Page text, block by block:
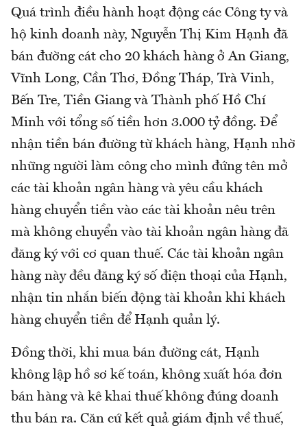
Quá trình điều hành hoạt động các Công ty và
hộ kinh doanh này, Nguyễn Thị Kim Hạnh đã
bán đường cát cho 20 khách hàng ở An Giang,
Vĩnh Long, Cần Thơ, Đồng Tháp, Trà Vinh,
Bến Tre, Tiền Giang và Thành phố Hồ Chí
Minh với tổng số tiền hơn 3.000 tỷ đồng. Để
nhận tiền bán đường từ khách hàng, Hạnh nhờ
những người làm công cho mình đứng tên mở
các tài khoản ngân hàng và yêu cầu khách
hàng chuyển tiền vào các tài khoản nêu trên
mà không chuyển vào tài khoản ngân hàng đã
đăng ký với cơ quan thuế. Các tài khoản ngân
hàng này đều đăng ký số điện thoại của Hạnh,
nhận tin nhắn biến động tài khoản khi khách
hàng chuyển tiền để Hạnh quản lý.
Đồng thời, khi mua bán đường cát, Hạnh
không lập hồ sơ kế toán, không xuất hóa đơn
bán hàng và kê khai thuế không đúng doanh
thu bán ra. Căn cứ kết quả giám định về thuế,